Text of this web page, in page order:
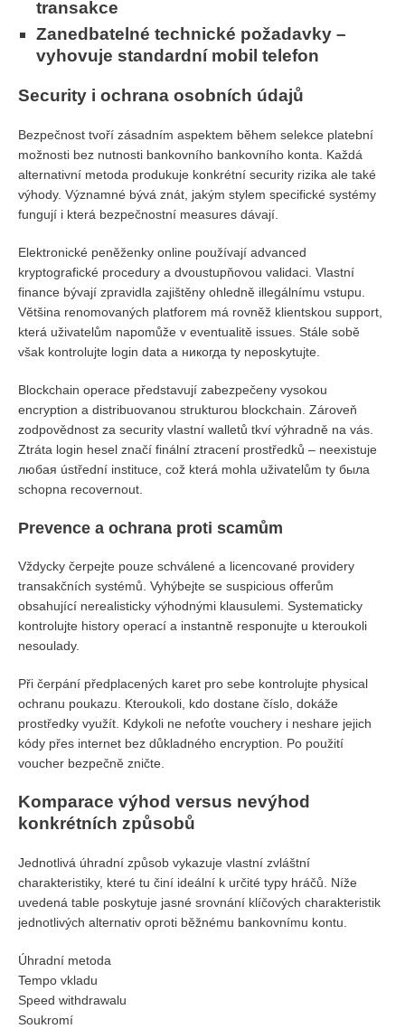
transakce
Zanedbatelné technické požadavky –
vyhovuje standardní mobil telefon
Security i ochrana osobních údajů
Bezpečnost tvoří zásadním aspektem během selekce platební
možnosti bez nutnosti bankovního bankovního konta. Každá
alternativní metoda produkuje konkrétní security rizika ale také
výhody. Významné bývá znát, jakým stylem specifické systémy
fungují i která bezpečnostní measures dávají.
Elektronické peněženky online používají advanced
kryptografické procedury a dvoustupňovou validaci. Vlastní
finance bývají zpravidla zajištěny ohledně illegálnímu vstupu.
Většina renomovaných platforem má rovněž klientskou support,
která uživatelům napomůže v eventualitě issues. Stále sobě
však kontrolujte login data a никогда ty neposkytujte.
Blockchain operace představují zabezpečeny vysokou
encryption a distribuovanou strukturou blockchain. Zároveň
zodpovědnost za security vlastní walletů tkví výhradně na vás.
Ztráta login hesel značí finální ztracení prostředků – neexistuje
любая ústřední instituce, což která mohla uživatelům ty была
schopna recovernout.
Prevence a ochrana proti scamům
Vždycky čerpejte pouze schválené a licencované providery
transakčních systémů. Vyhýbejte se suspicious offerům
obsahující nerealisticky výhodnými klausulemi. Systematicky
kontrolujte history operací a instantně responujte u kteroukoli
nesoulady.
Při čerpání předplacených karet pro sebe kontrolujte physical
ochranu poukazu. Kteroukoli, kdo dostane číslo, dokáže
prostředky využít. Kdykoli ne nefoťte vouchery i neshare jejich
kódy přes internet bez důkladného encryption. Po použití
voucher bezpečně zničte.
Komparace výhod versus nevýhod
konkrétních způsobů
Jednotlivá úhradní způsob vykazuje vlastní zvláštní
charakteristiky, které tu činí ideální k určité typy hráčů. Níže
uvedená table poskytuje jasné srovnání klíčových charakteristik
jednotlivých alternativ oproti běžnému bankovnímu kontu.
Úhradní metoda
Tempo vkladu
Speed withdrawalu
Soukromí